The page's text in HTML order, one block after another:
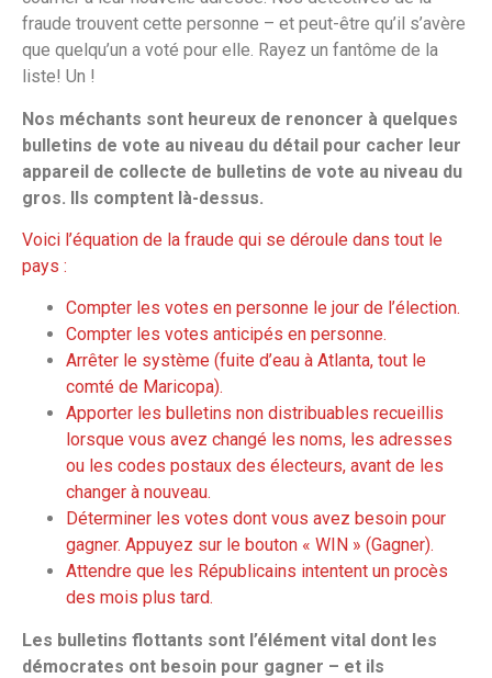
fraude trouvent cette personne – et peut-être qu’il s’avère
que quelqu’un a voté pour elle. Rayez un fantôme de la
liste! Un !
Nos méchants sont heureux de renoncer à quelques
bulletins de vote au niveau du détail pour cacher leur
appareil de collecte de bulletins de vote au niveau du
gros. Ils comptent là-dessus.
Voici l’équation de la fraude qui se déroule dans tout le
pays :
Compter les votes en personne le jour de l’élection.
Compter les votes anticipés en personne.
Arrêter le système (fuite d’eau à Atlanta, tout le
comté de Maricopa).
Apporter les bulletins non distribuables recueillis
lorsque vous avez changé les noms, les adresses
ou les codes postaux des électeurs, avant de les
changer à nouveau.
Déterminer les votes dont vous avez besoin pour
gagner. Appuyez sur le bouton « WIN » (Gagner).
Attendre que les Républicains intentent un procès
des mois plus tard.
Les bulletins flottants sont l’élément vital dont les
démocrates ont besoin pour gagner – et ils